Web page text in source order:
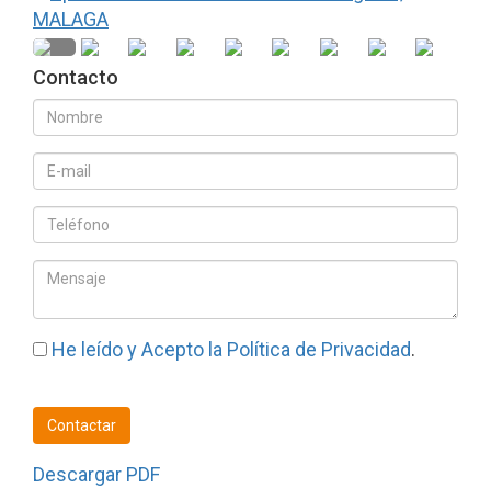
Contacto
He leído y Acepto la Política de Privacidad.
Contactar
Descargar PDF